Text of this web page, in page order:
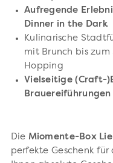
Aufregende
Dinner in the Dark
Kulinarische
mit Brunch bis
Hopping
Vielseitige (Craft-
Brauereiführungen
Die Miomente-Box
perfekte Geschenk